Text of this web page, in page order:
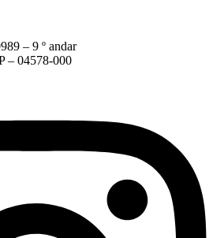
– 9 º andar
– 04578-000